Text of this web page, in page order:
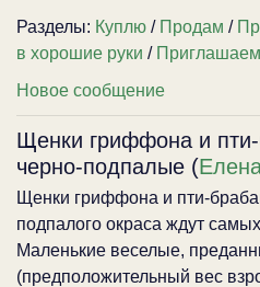
Разделы: Куплю / Продам /
в хорошие руки /
Новое сообщение
Щенки гриффона и
черно-подпалые (
Щенки гриффона и пти-
подпалого окраса ждут
Маленькие веселые,
(предположительный вес